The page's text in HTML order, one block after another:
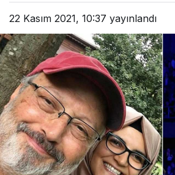
22 Kasım 2021, 10:37 yayınlandı